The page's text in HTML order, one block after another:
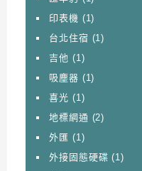
印表機 (1)
台北住宿 (1)
吉他 (1)
吸塵器 (1)
喜光 (1)
地標網通 (2)
外匯 (1)
外接固態硬碟 (1)